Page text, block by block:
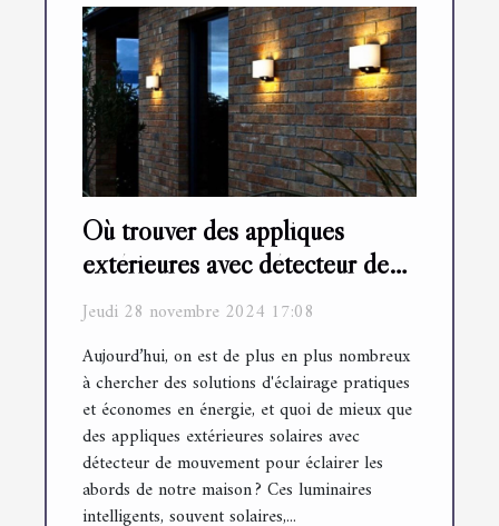
Où trouver des appliques
extérieures avec détecteur de
mouvement ?
Jeudi 28 novembre 2024 17:08
Aujourd’hui, on est de plus en plus nombreux
à chercher des solutions d'éclairage pratiques
et économes en énergie, et quoi de mieux que
des appliques extérieures solaires avec
détecteur de mouvement pour éclairer les
abords de notre maison ? Ces luminaires
intelligents, souvent solaires,...